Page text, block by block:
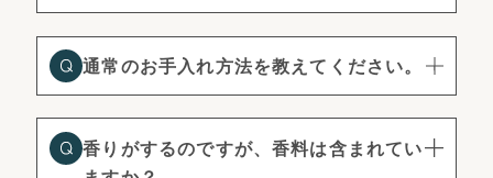
通常のお手入れ方法を教えてください。
香りがするのですが、香料は含まれてい